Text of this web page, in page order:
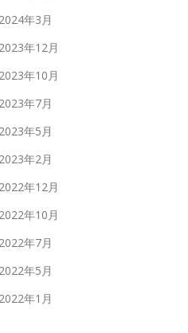
2024年3月
2023年12月
2023年10月
2023年7月
2023年5月
2023年2月
2022年12月
2022年10月
2022年7月
2022年5月
2022年1月